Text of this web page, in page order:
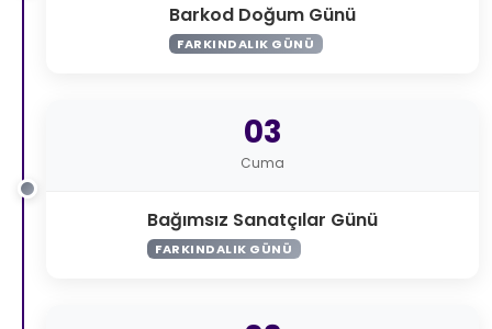
Barkod Doğum Günü
FARKINDALIK GÜNÜ
03
Cuma
Bağımsız Sanatçılar Günü
FARKINDALIK GÜNÜ